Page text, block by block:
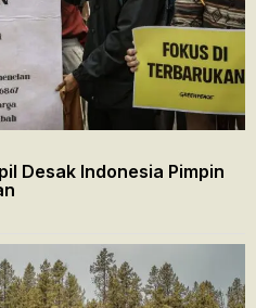
Desak Indonesia Pimpin